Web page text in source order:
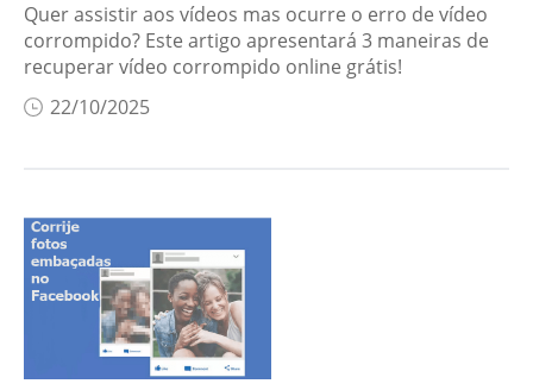
Quer assistir aos vídeos mas ocurre o erro de vídeo
corrompido? Este artigo apresentará 3 maneiras de
recuperar vídeo corrompido online grátis!
22/10/2025